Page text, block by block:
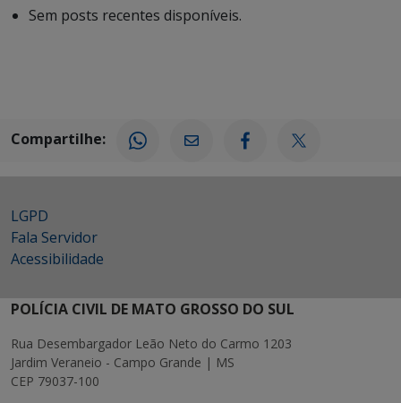
Sem posts recentes disponíveis.
Compartilhe:
LGPD
Fala Servidor
Acessibilidade
POLÍCIA CIVIL DE MATO GROSSO DO SUL
Rua Desembargador Leão Neto do Carmo 1203
Jardim Veraneio - Campo Grande | MS
CEP 79037-100